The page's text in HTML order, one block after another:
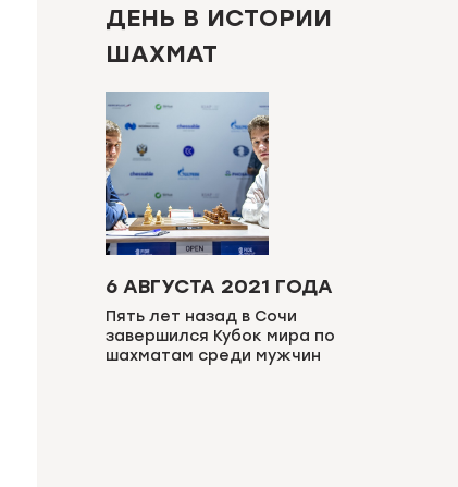
ДЕНЬ В ИСТОРИИ
ШАХМАТ
6 АВГУСТА 2021 ГОДА
Пять лет назад в Сочи
завершился Кубок мира по
шахматам среди мужчин